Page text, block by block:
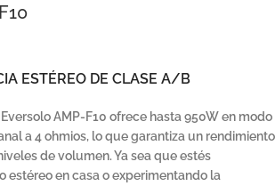
ESTÉREO DE CLASE A/B
AMP-F10 ofrece hasta 950W en modo
a 4 ohmios, lo que garantiza un rendimiento
de volumen. Ya sea que estés
estéreo en casa o experimentando la